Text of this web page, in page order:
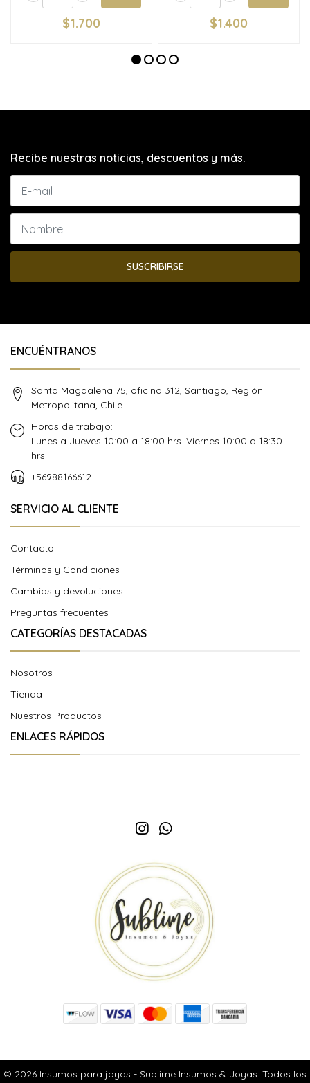
$1.700 $1.400
Recibe nuestras noticias, descuentos y más.
SUSCRIBIRSE
ENCUÉNTRANOS
Santa Magdalena 75, oficina 312, Santiago, Región
Metropolitana, Chile
Horas de trabajo:
Lunes a Jueves 10:00 a 18:00 hrs. Viernes 10:00 a 18:30
hrs.
+56988166612
SERVICIO AL CLIENTE
Contacto
Términos y Condiciones
Cambios y devoluciones
Preguntas frecuentes
CATEGORÍAS DESTACADAS
Nosotros
Tienda
Nuestros Productos
ENLACES RÁPIDOS
© 2026 Insumos para joyas - Sublime Insumos & Joyas. Todos los